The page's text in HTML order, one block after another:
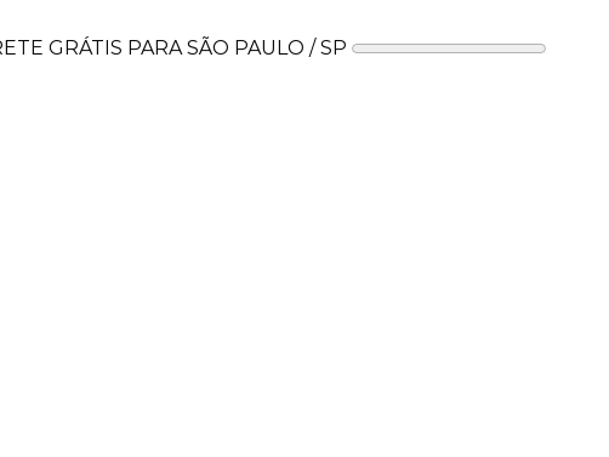
GRÁTIS PARA SÃO PAULO / SP